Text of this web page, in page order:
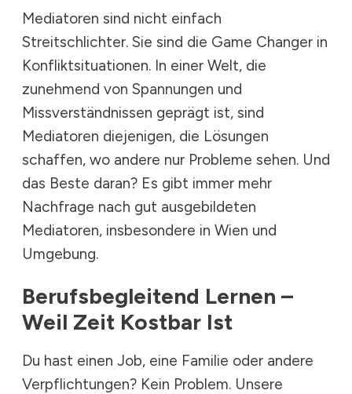
Mediatoren sind nicht einfach
Streitschlichter. Sie sind die Game Changer in
Konfliktsituationen. In einer Welt, die
zunehmend von Spannungen und
Missverständnissen geprägt ist, sind
Mediatoren diejenigen, die Lösungen
schaffen, wo andere nur Probleme sehen. Und
das Beste daran? Es gibt immer mehr
Nachfrage nach gut ausgebildeten
Mediatoren, insbesondere in Wien und
Umgebung.
Berufsbegleitend Lernen –
Weil Zeit Kostbar Ist
Du hast einen Job, eine Familie oder andere
Verpflichtungen? Kein Problem. Unsere